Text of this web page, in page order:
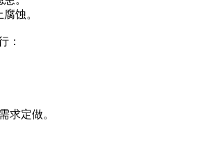
蚀。
：
求定做。